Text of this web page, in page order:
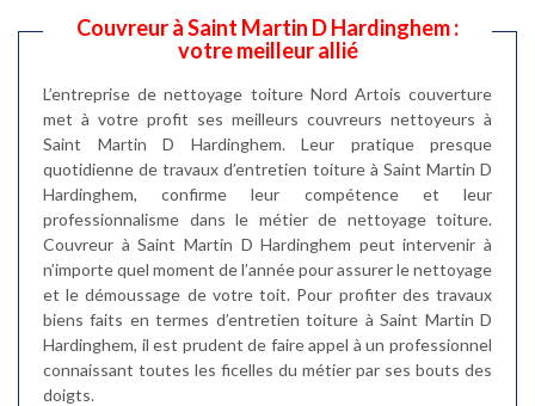
Couvreur à Saint Martin D Hardinghem :
votre meilleur allié
L’entreprise de nettoyage toiture Nord Artois couverture
met à votre profit ses meilleurs couvreurs nettoyeurs à
Saint Martin D Hardinghem. Leur pratique presque
quotidienne de travaux d’entretien toiture à Saint Martin D
Hardinghem, confirme leur compétence et leur
professionnalisme dans le métier de nettoyage toiture.
Couvreur à Saint Martin D Hardinghem peut intervenir à
n’importe quel moment de l’année pour assurer le nettoyage
et le démoussage de votre toit. Pour profiter des travaux
biens faits en termes d’entretien toiture à Saint Martin D
Hardinghem, il est prudent de faire appel à un professionnel
connaissant toutes les ficelles du métier par ses bouts des
doigts.